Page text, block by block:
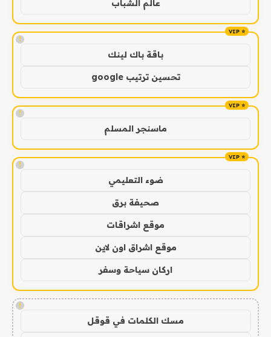
عالم الشباب
!
باقة باك لينك
تحسين ترتيب google
!
ماسنجر المسلم
!
ضوء التعليمي
صحيفة برق
موقع اشراقات
موقع اشراق اون لاين
اركان سياحة وسفر
!
مسك الكلمات في قوقل